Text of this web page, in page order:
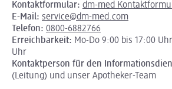
Kontaktformular: dm-med
E-Mail: service@dm-med.com
Telefon: 0800-6882766
Erreichbarkeit: Mo-Do 9:00 bis 17:00
Uhr
Kontaktperson für den
(Leitung) und unser Apotheker-Team